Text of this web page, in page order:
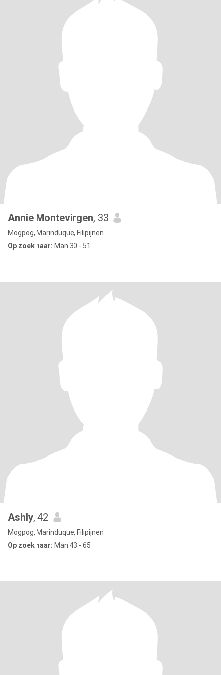
Annie Montevirgen, 33
Mogpog, Marinduque, Filipijnen
Op zoek naar: Man 30 - 51
Ashly, 42
Mogpog, Marinduque, Filipijnen
Op zoek naar: Man 43 - 65